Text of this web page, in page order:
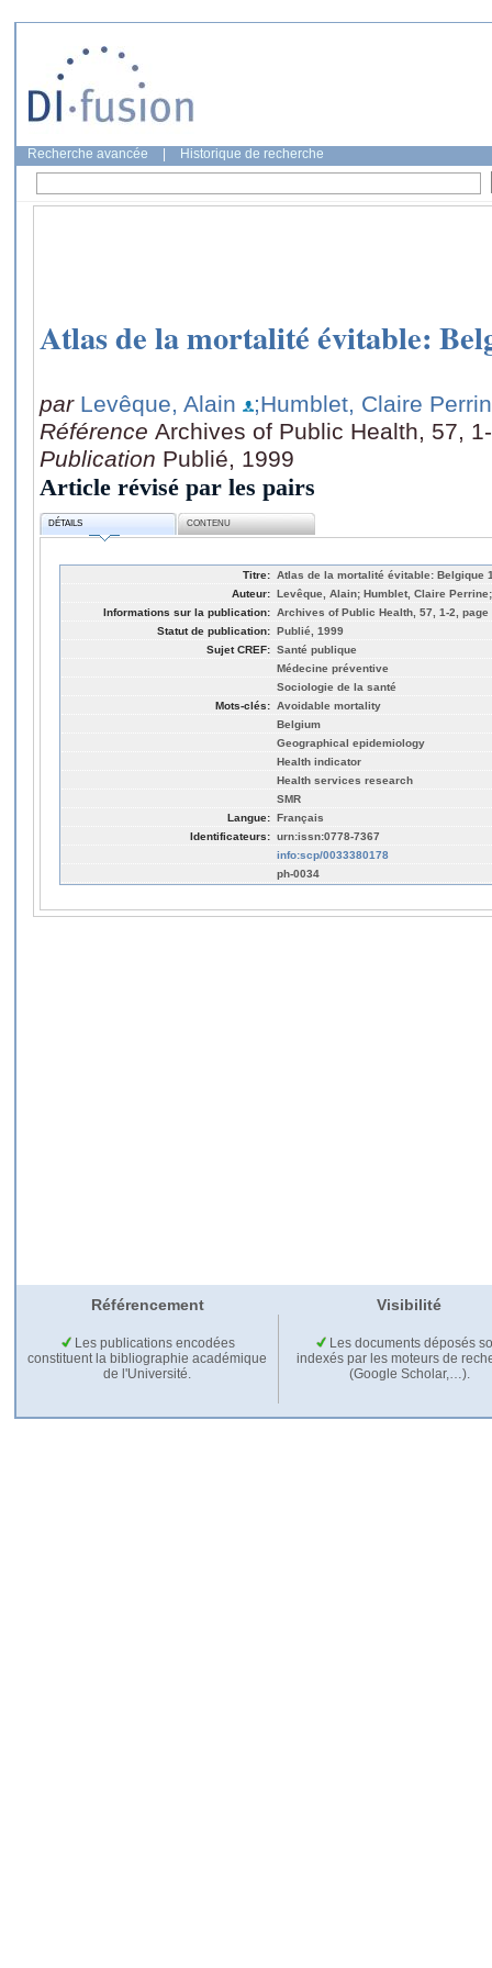
Recherche avancée Historique de recherche
Atlas de la mortalité évitable:
par Levêque, Alain
;Humblet, Claire
Référence Archives of Public Health, 57,
Publication Publié, 1999
Article révisé par les pairs
DÉTAILS CONTENU
Titre: Atlas de la mortalité évitable: Belgique
Auteur: Levêque, Alain; Humblet, Claire
Informations sur la publication: Archives of Public Health, 57, 1-2, page
Statut de publication: Publié, 1999
Sujet CREF: Santé publique
Médecine préventive
Sociologie de la santé
Mots-clés: Avoidable mortality
Belgium
Geographical epidemiology
Health indicator
Health services research
SMR
Langue: Français
Identificateurs: urn:issn:0778-7367
info:scp/0033380178
ph-0034
Référencement Visibilité
Les publications encodées
constituent la bibliographie académique
de l'Université.
Les documents déposés
indexés par les moteurs de
(Google Scholar,…).